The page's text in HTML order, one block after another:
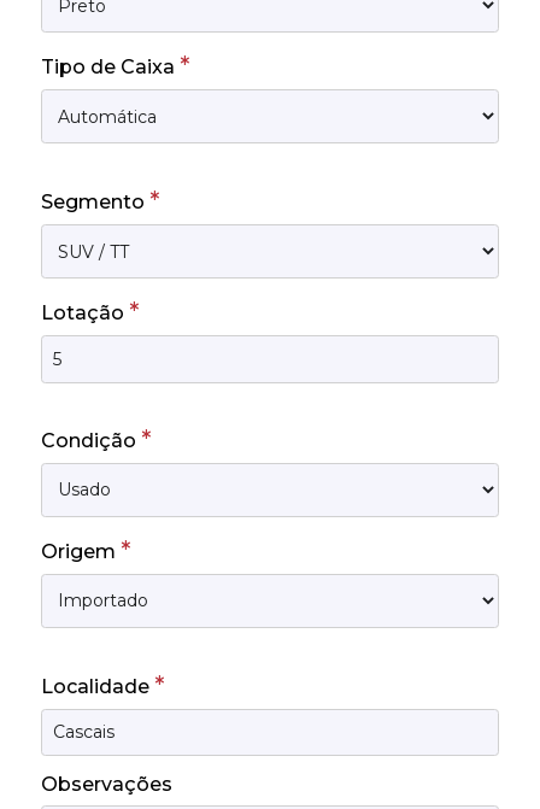
Tipo de Caixa *
Segmento *
Lotação *
Condição *
Origem *
Localidade *
Observações